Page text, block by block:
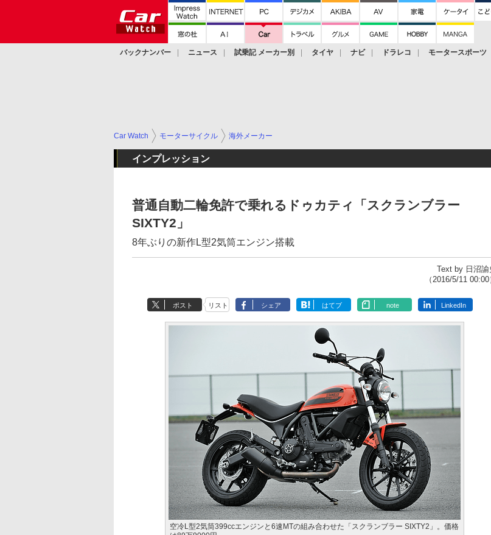
バックナンバー ニュース 試乗記 メーカー別 タイヤ ナビ ドラレコ モータースポーツ
Car Watch モーターサイクル 海外メーカー
インプレッション
普通自動二輪免許で乗れるドゥカティ「スクランブラー
SIXTY2」
8年ぶりの新作L型2気筒エンジン搭載
Text by 日沼諭
（2016/5/11 00:00
ポスト リスト シェア はてブ note LinkedIn
空冷L型2気筒399ccエンジンと6速MTの組み合わせた「スクランブラー SIXTY2」。価格